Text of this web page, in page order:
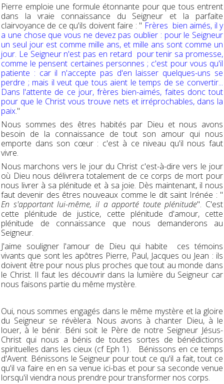
Pierre emploie une formule étonnante pour que tous entrent
dans la vraie connaissance du Seigneur et la parfaite
clairvoyance de ce qu'ils doivent faire : " Frères bien aimés, il y
a une chose que vous ne devez pas oublier : pour le Seigneur
un seul jour est comme mille ans, et mille ans sont comme un
jour. Le Seigneur n'est pas en retard pour tenir sa promesse,
comme le pensent certaines personnes ; c'est pour vous qu'il
patiente : car il n'accepte pas d'en laisser quelques-uns se
perdre ; mais il veut que tous aient le temps de se convertir...
Dans l'attente de ce jour, frères bien-aimés, faites donc tout
pour que le Christ vous trouve nets et irréprochables, dans la
paix."
Nous sommes des êtres habités par Dieu et nous avons
besoin de la connaissance de tout son amour qui nous
emporte dans son cœur : c'est à ce niveau qu'il nous faut
vivre.
Nous marchons vers le jour du Christ c'est-à-dire vers le jour
où Dieu nous délivrera totalement de ce corps de mort pour
nous livrer à sa plénitude et à sa joie. Dès maintenant, il nous
faut devenir des êtres nouveaux comme le dit saint Irénée : "
En s'apportant lui-même, il a apporté toute plénitude". C'est
cette plénitude de justice, cette plénitude d'amour, cette
plénitude de connaissance que nous demanderons au
Seigneur.
J'aime souligner l'amour de Dieu qui habite ces témoins
vivants que sont les apôtres Pierre, Paul, Jacques ou Jean : ils
doivent être pour nous plus proches que tout au monde dans
le Christ. Il faut les découvrir dans la lumière du Seigneur car
nous faisons partie du même mystère.
Oui, nous sommes engagés dans le même mystère et la gloire
du Seigneur se révèlera. Nous avons à chanter Dieu, à le
louer, à le bénir. Béni soit le Père de notre Seigneur Jésus-
Christ qui nous a bénis de toutes sortes de bénédictions
spirituelles dans les cieux (cf Eph 1). Bénissons en ce temps
d'Avent. Bénissons le Seigneur pour tout ce qu'il a fait, tout ce
qu'il va faire en en sa venue ici-bas et pour sa seconde venue
lorsqu'il viendra nous prendre pour transformer nos corps.